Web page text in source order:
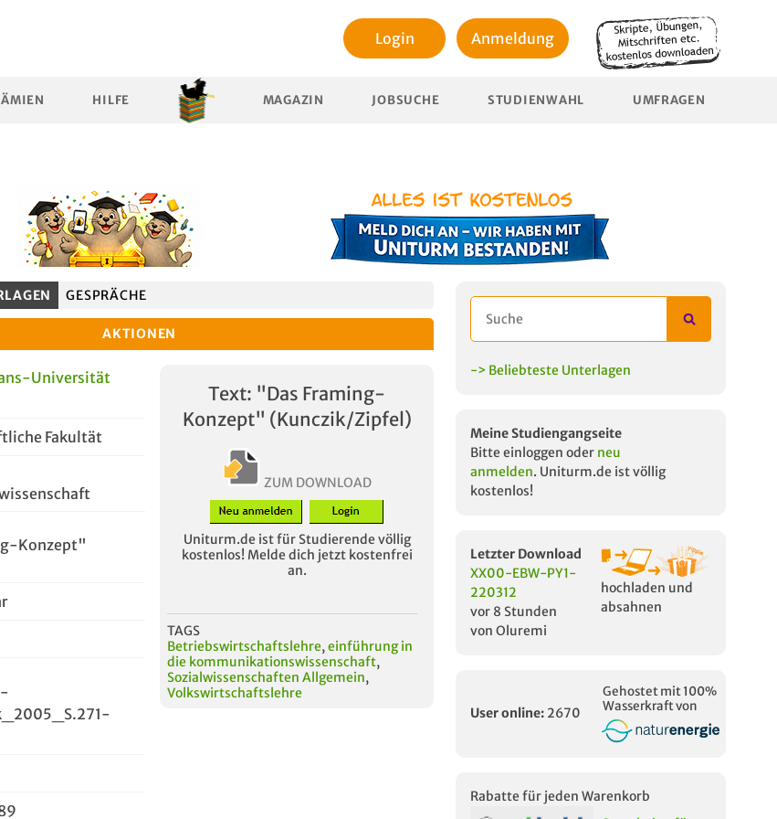
Login Anmeldung
HILFE MAGAZIN JOBSUCHE STUDIENWAHL UMFRAGEN
GESPRÄCHE
AKTIONEN
Universität
Fakultät
Konzept"
Text: "Das Framing-
Konzept" (Kunczik/Zipfel)
ZUM DOWNLOAD
Uniturm.de ist für Studierende völlig
kostenlos! Melde dich jetzt kostenfrei
an.
TAGS
Betriebswirtschaftslehre, einführung in
die kommunikationswissenschaft,
Sozialwissenschaften Allgemein,
Volkswirtschaftslehre
-> Beliebteste Unterlagen
Meine Studiengangseite
Bitte einloggen oder neu
anmelden. Uniturm.de ist völlig
kostenlos!
Letzter Download
XX00-EBW-PY1-
220312
vor 8 Stunden
von Oluremi
hochladen und
absahnen
User online: 2670
Gehostet mit 100%
Wasserkraft von
Rabatte für jeden Warenkorb